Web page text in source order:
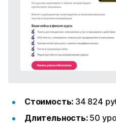
Стоимость: 34 824
Длительность: 50